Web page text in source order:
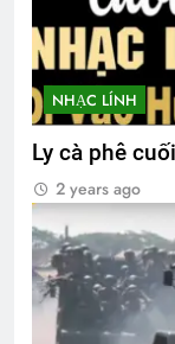
NHẠC LÍNH
Ly cà phê
2 years ago